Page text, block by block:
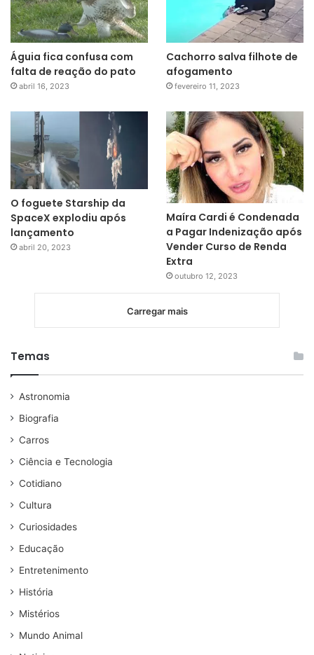
Águia fica confusa com
falta de reação do pato
abril 16, 2023
Cachorro salva filhote de
afogamento
fevereiro 11, 2023
O foguete Starship da
SpaceX explodiu após
lançamento
abril 20, 2023
Maíra Cardi é Condenada
a Pagar Indenização após
Vender Curso de Renda
Extra
outubro 12, 2023
Carregar mais
Temas
Astronomia
Biografia
Carros
Ciência e Tecnologia
Cotidiano
Cultura
Curiosidades
Educação
Entretenimento
História
Mistérios
Mundo Animal